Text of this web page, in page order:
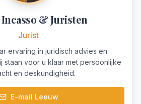
& Juristen
Jurist
ervaring in juridisch advies en
staan voor u klaar met persoonlijke
en deskundigheid.
E-mail Leeuw